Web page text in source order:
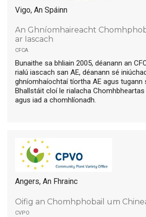
Vigo, An Spáinn
An Ghníomhaireacht
ar Iascach
cfca
Bunaithe sa bhliain 2005, déanann an
rialú iascach san AE, déanann sé
ghníomhaíochtaí tíortha AE agus tugann
Bhallstáit cloí le rialacha Chomhbheartas
agus iad a chomhlíonadh.
Angers, An Fhrainc
Oifig an Chomhphobail um
cvpo